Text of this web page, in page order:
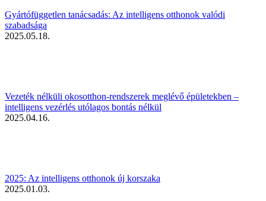
Gyártófüggetlen tanácsadás: Az intelligens otthonok valódi
szabadsága
2025.05.18.
Vezeték nélküli okosotthon-rendszerek meglévő épületekben –
intelligens vezérlés utólagos bontás nélkül
2025.04.16.
2025: Az intelligens otthonok új korszaka
2025.01.03.